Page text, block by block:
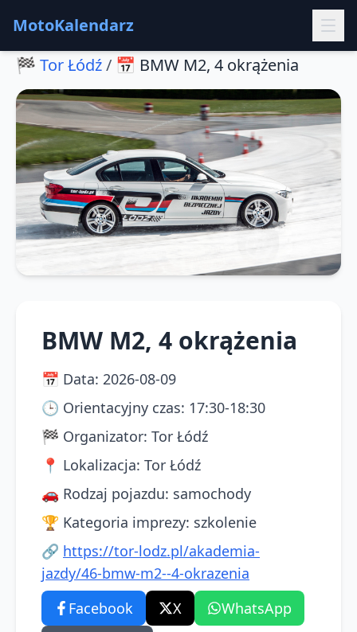
MotoKalendarz
🏁 Tor Łódź/ 📅 BMW M2, 4 okrążenia
BMW M2, 4 okrążenia
📅 Data: 2026-08-09
🕒 Orientacyjny czas: 17:30-18:30
🏁 Organizator: Tor Łódź
📍 Lokalizacja: Tor Łódź
🚗 Rodzaj pojazdu: samochody
🏆 Kategoria imprezy: szkolenie
🔗 https://tor-lodz.pl/akademia-
jazdy/46-bmw-m2--4-okrazenia
Facebook
X
WhatsApp